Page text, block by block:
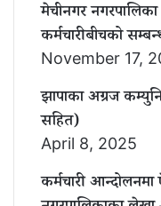
मेचीनगर नगरपालिका
कर्मचारीबीचको
November 17,
झापाका अग्रज
सहित)
April 8, 2025
कर्मचारी